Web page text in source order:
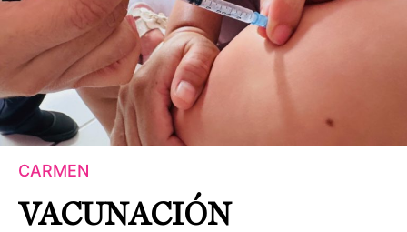
CARMEN
VACUNACIÓN